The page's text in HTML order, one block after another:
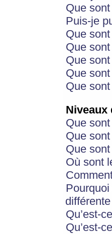
Que
Puis-je
Que
Que
Que
Que
Que
Niveaux
Que
Que
Que
Où sont
Qu’est-
Qu’est-